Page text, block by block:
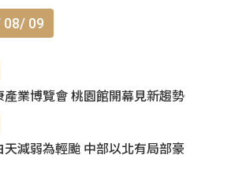
08/ 09
產業博覽會 桃園館開幕見新趨勢
天減弱為輕颱 中部以北有局部豪